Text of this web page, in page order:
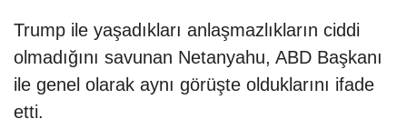
Trump ile yaşadıkları anlaşmazlıkların ciddi
olmadığını savunan Netanyahu, ABD Başkanı
ile genel olarak aynı görüşte olduklarını ifade
etti.